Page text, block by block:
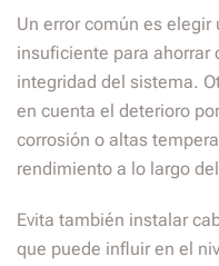
Un error común es
insuficiente para ahorrar
integridad del sistema.
en cuenta el deterioro
corrosión o altas
rendimiento a lo largo
Evita también instalar
que puede influir en el